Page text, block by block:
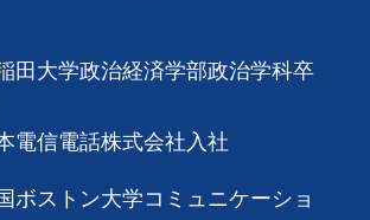
田大学政治経済学部政治学科卒
電信電話株式会社入社
ボストン大学コミュニケーショ